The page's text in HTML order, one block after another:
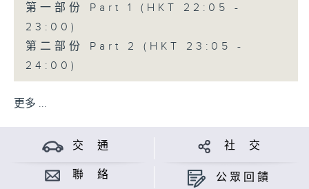
第一部份 Part 1 (HKT 22:05 -
23:00)
第二部份 Part 2 (HKT 23:05 -
24:00)
更多 ...
交 通 社 交
聯 絡 公眾回饋